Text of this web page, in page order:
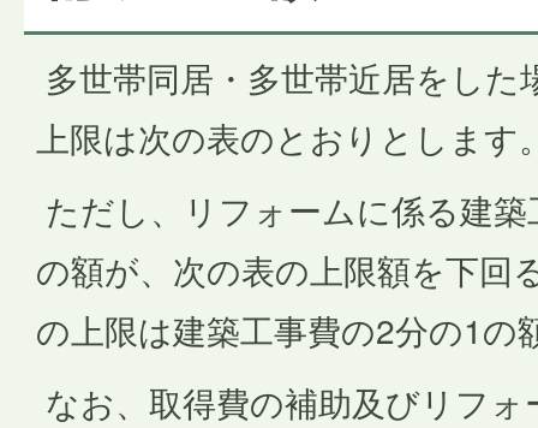
多世帯同居・多世帯近居をし
上限は次の表のとおりとします
ただし、リフォームに係る建
の額が、次の表の上限額を下回
の上限は建築工事費の2分の1の
なお、取得費の補助及びリフ